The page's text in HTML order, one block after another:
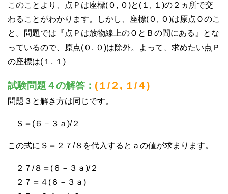
このことより、点Ｐは座標(０, ０)と(１, １)の２ヵ所で交
わることがわかります。しかし、座標(０, ０)は原点Ｏのこ
と。問題では『点Ｐは放物線上のＯとＢの間にある』とな
っているので、原点(０, ０)は除外。よって、求めたい点Ｐ
の座標は(１, １)
試験問題４の解答： (１/２, １/４)
問題３と解き方は同じです。
Ｓ＝(６－３ａ)/２
この式にＳ＝２７/８を代入するとａの値が求まります。
２７/８＝(６－３ａ)/２
２７＝４(６－３ａ)